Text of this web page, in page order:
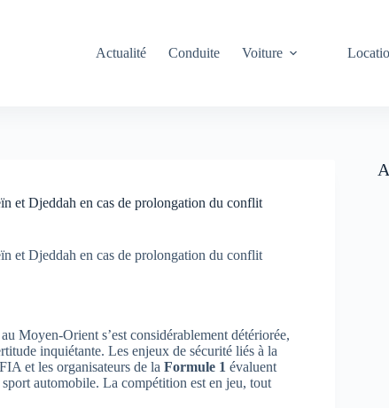
Actualité Conduite Voiture
et Djeddah en cas de prolongation du conflit
et Djeddah en cas de prolongation du conflit
Moyen-Orient s’est considérablement détériorée,
inquiétante. Les enjeux de sécurité liés à la
et les organisateurs de la Formule 1 évaluent
automobile. La compétition est en jeu, tout